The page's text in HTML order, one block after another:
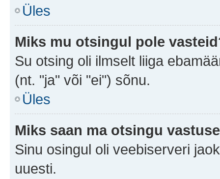
Üles
Miks mu otsingul pole
Su otsing oli ilmselt liiga
(nt. "ja" või "ei") sõnu.
Üles
Miks saan ma otsingu
Sinu osingul oli veebiserveri
uuesti.